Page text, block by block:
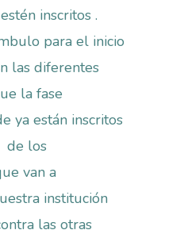
inscritos .
para el inicio
las diferentes
la fase
ya están inscritos
de los
van a
institución
las otras